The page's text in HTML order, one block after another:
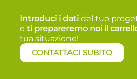
Introduci i dati del tuo
eti prepareremo noi il
tua situazione!
CONTATTACI SUBITO